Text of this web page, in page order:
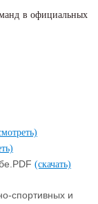
в официальных
(скачать)
спортивных и